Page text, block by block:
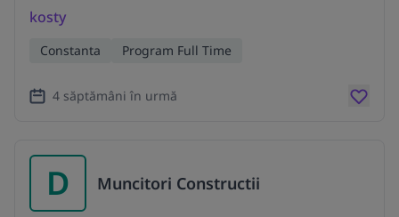
kosty
Constanta Program Full Time
4 săptămâni în urmă
D Muncitori Constructii